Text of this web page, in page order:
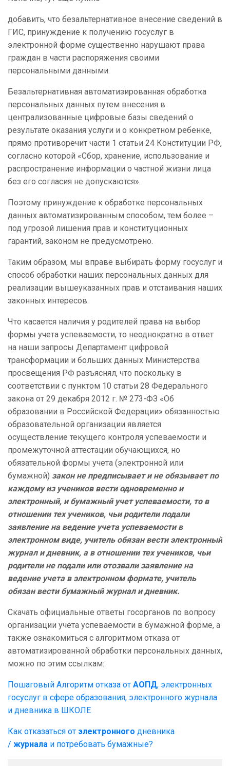
добавить, что безальтернативное внесение сведений в
ГИС, принуждение к получению госуслуг в
электронной форме существенно нарушают права
граждан в части распоряжения своими
персональными данными.
Безальтернативная автоматизированная обработка
персональных данных путем внесения в
централизованные цифровые базы сведений о
результате оказания услуги и о конкретном ребенке,
прямо противоречит части 1 статьи 24 Конституции РФ,
согласно которой «Сбор, хранение, использование и
распространение информации о частной жизни лица
без его согласия не допускаются».
Поэтому принуждение к обработке персональных
данных автоматизированным способом, тем более –
под угрозой лишения прав и конституционных
гарантий, законом не предусмотрено.
Таким образом, мы вправе выбирать форму госуслуг и
способ обработки наших персональных данных для
реализации вышеуказанных прав и отстаивания наших
законных интересов.
Что касается наличия у родителей права на выбор
формы учета успеваемости, то неоднократно в ответ
на наши запросы Департамент цифровой
трансформации и больших данных Министерства
просвещения РФ разъяснял, что поскольку в
соответствии с пунктом 10 статьи 28 Федерального
закона от 29 декабря 2012 г. № 273-ФЗ «Об
образовании в Российской Федерации» обязанностью
образовательной организации является
осуществление текущего контроля успеваемости и
промежуточной аттестации обучающихся, но
обязательной формы учета (электронной или
бумажной) закон не предписывает и не обязывает по
каждому из учеников вести одновременно и
электронный, и бумажный учет успеваемости, то в
отношении тех учеников, чьи родители подали
заявление на ведение учета успеваемости в
электронном виде, учитель обязан вести электронный
журнал и дневник, а в отношении тех учеников, чьи
родители не подали или отозвали заявление на
ведение учета в электронном формате, учитель
обязан вести бумажный журнал и дневник.
Скачать официальные ответы госорганов по вопросу
организации учета успеваемости в бумажной форме, а
также ознакомиться с алгоритмом отказа от
автоматизированной обработки персональных данных,
можно по этим ссылкам:
Пошаговый Алгоритм отказа от АОПД, электронных
госуслуг в сфере образования, электронного журнала
и дневника в ШКОЛЕ
Как отказаться от электронного дневника
/ журнала и потребовать бумажные?